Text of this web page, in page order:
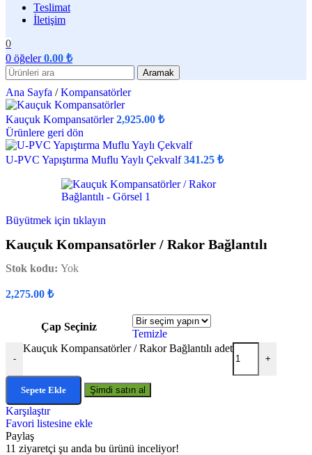
Teslimat
İletişim
0
0 öğeler 0.00 ₺
Aramak
Ana Sayfa / Kompansatörler
Kauçuk Kompansatörler2,925.00 ₺
Ürünlere geri dön
U-PVC Yapıştırma Muflu Yaylı Çekvalf341.25 ₺
Büyütmek için tıklayın
Kauçuk Kompansatörler / Rakor Bağlantılı
Stok kodu: Yok
2,275.00 ₺
Çap Seçiniz
Temizle
-
Kauçuk Kompansatörler / Rakor Bağlantılı adet
+
Sepete Ekle Şimdi satın al
Karşılaştır
Favori listesine ekle
Paylaş
11 ziyaretçi şu anda bu ürünü inceliyor!